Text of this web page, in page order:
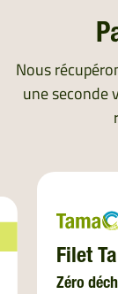
Nous
une seconde
Filet
Zéro